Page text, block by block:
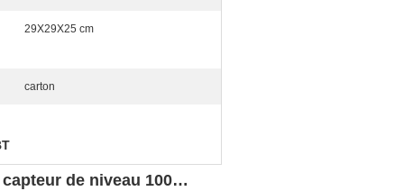
29X29X25 cm
carton
de niveau 100…